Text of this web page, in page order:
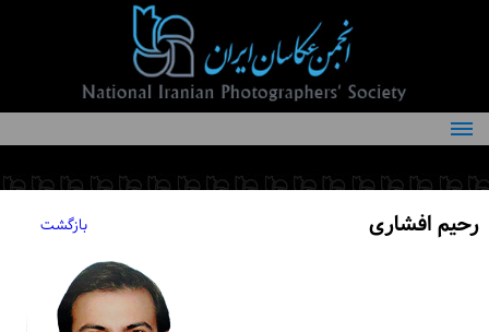
درباره انجمن
کمیته‌های انجمن
رحیم افشاری بازگشت